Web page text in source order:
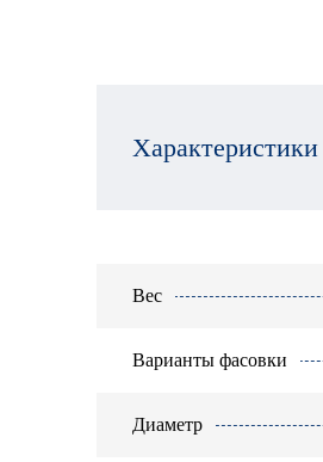
Характеристики
Вес
Варианты фасовки
Диаметр